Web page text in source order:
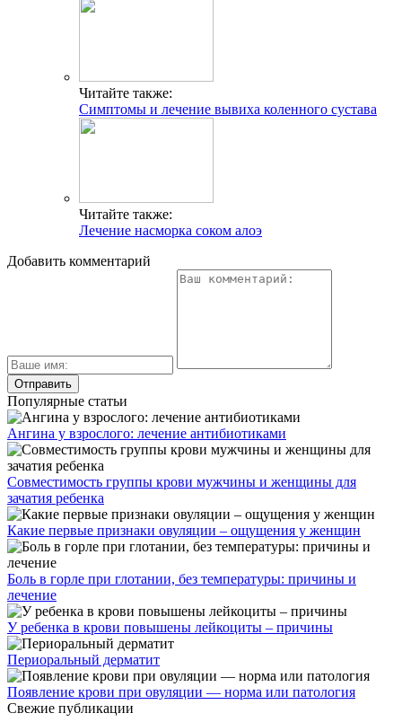
Читайте также:
Симптомы и лечение вывиха коленного сустава
Читайте также:
Лечение насморка соком алоэ
Добавить комментарий
Популярные статьи
Ангина у взрослого: лечение антибиотиками
Совместимость группы крови мужчины и женщины для
зачатия ребенка
Какие первые признаки овуляции – ощущения у женщин
Боль в горле при глотании, без температуры: причины и
лечение
У ребенка в крови повышены лейкоциты – причины
Периоральный дерматит
Появление крови при овуляции — норма или патология
Свежие публикации